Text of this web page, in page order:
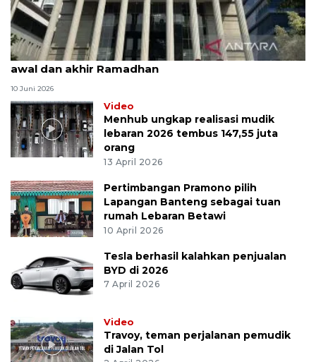
MK uji materi UU Peradilan Agama perihal isbat
awal dan akhir Ramadhan
10 Juni 2026
Video
Menhub ungkap realisasi mudik
lebaran 2026 tembus 147,55 juta
orang
13 April 2026
Pertimbangan Pramono pilih
Lapangan Banteng sebagai tuan
rumah Lebaran Betawi
10 April 2026
Tesla berhasil kalahkan penjualan
BYD di 2026
7 April 2026
Video
Travoy, teman perjalanan pemudik
di Jalan Tol